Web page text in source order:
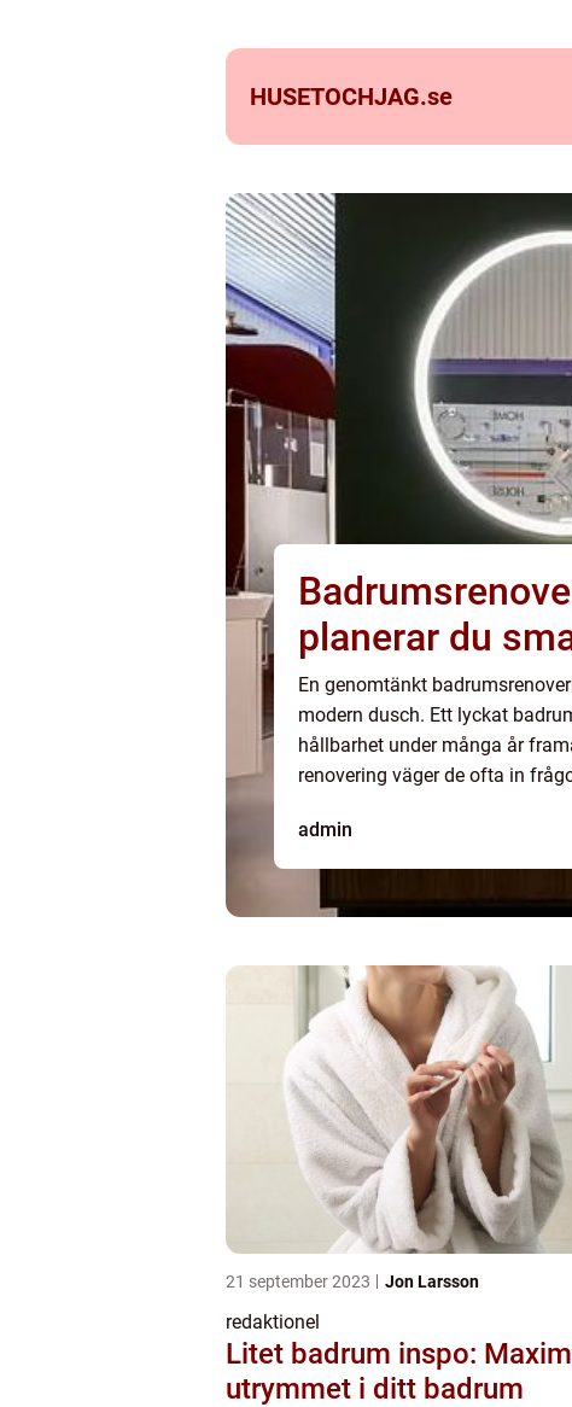
HUSETOCHJAG.se
planerar du
En genomtänkt
modern dusch. Ett lyckat
hållbarhet under många år
renovering väger de ofta in
anlit...
admin
21 september 2023 Jon Larsson
redaktionel
Litet badrum inspo:
utrymmet i ditt badrum